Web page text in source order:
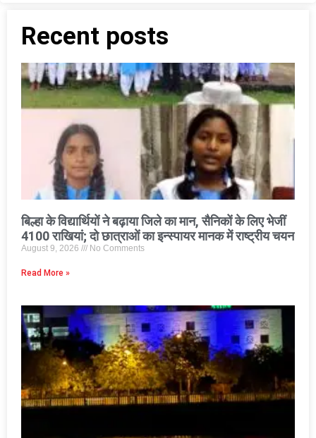
Recent posts
बिल्हा के विद्यार्थियों ने बढ़ाया जिले का मान, सैनिकों के लिए भेजीं
4100 राखियां; दो छात्राओं का इन्स्पायर मानक में राष्ट्रीय चयन
August 9, 2026 No Comments
Read More »